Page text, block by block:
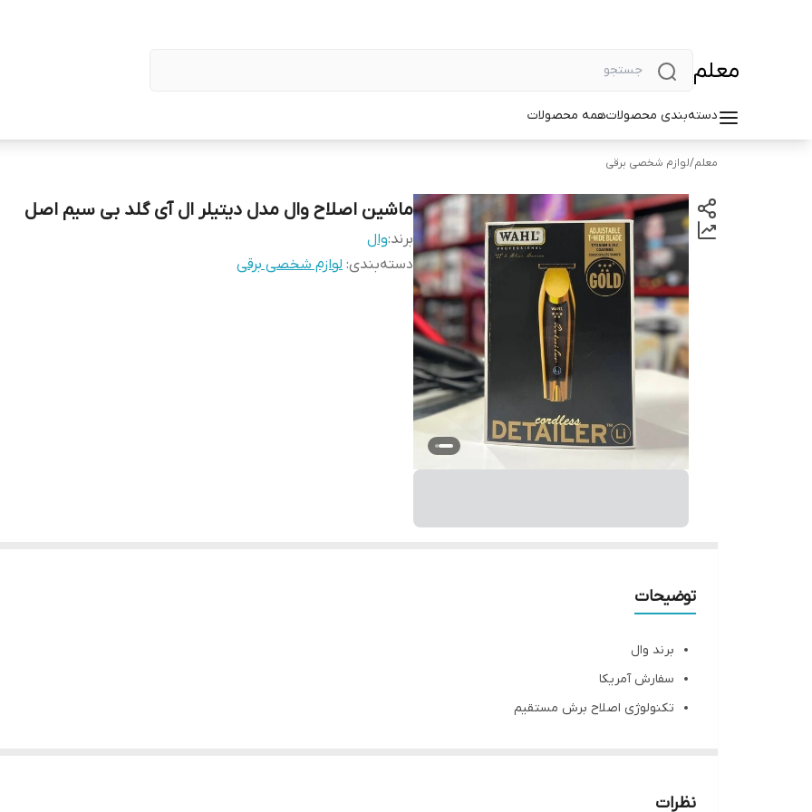
معلم
دسته‌بندی محصولاتهمه محصولات
معلم/لوازم شخصی برقی
ماشین اصلاح وال مدل دیتیلر ال آی گلد بی سیم اصل
برند:وال
دسته‌بندی: لوازم شخصی برقی
توضیحات
برند وال
سفارش آمریکا
تکنولوژی اصلاح برش مستقیم
اندازه اصلاح با شانه 3-5-9 میلی‌مترنظرات